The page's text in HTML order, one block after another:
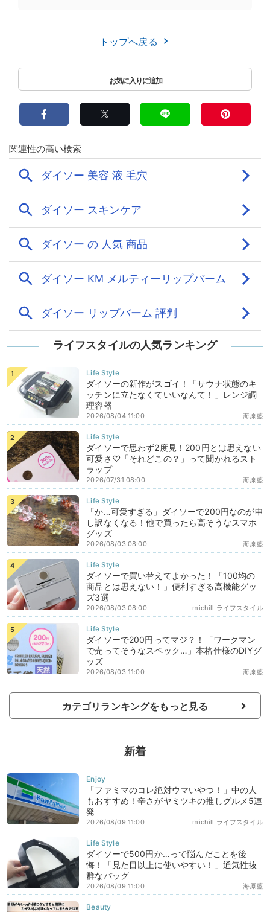
トップへ戻る
ライフスタイルの人気ランキング
ダイソーの新作がスゴイ！「サウナ状態のキ
ッチンに立たなくていいなんて！」レンジ調
理容器
海原藍
2026/08/04 11:00
ダイソーで思わず2度見！200円とは思えない
可愛さ♡「それどこの？」って聞かれるスト
ラップ
海原藍
2026/07/31 08:00
「か…可愛すぎる」ダイソーで200円なのが申
し訳なくなる！他で買ったら高そうなスマホ
グッズ
海原藍
2026/08/03 08:00
ダイソーで買い替えてよかった！「100均の
商品とは思えない！」便利すぎる高機能グッ
ズ3選
michill ライフスタイル
2026/08/03 08:00
ダイソーで200円ってマジ？！「ワークマン
で売ってそうなスペック…」本格仕様のDIYグ
ッズ
海原藍
2026/08/03 11:00
カテゴリランキングをもっと見る
新着
「ファミマのコレ絶対ウマいやつ！」中の人
もおすすめ！辛さがヤミツキの推しグルメ5連
発
michill ライフスタイル
2026/08/09 11:00
ダイソーで500円か…って悩んだことを後
悔！「見た目以上に使いやすい！」通気性抜
群なバッグ
海原藍
2026/08/09 11:00